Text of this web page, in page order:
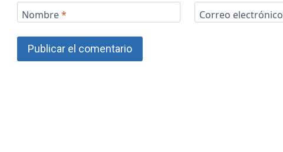
Nombre* Correo electrónico